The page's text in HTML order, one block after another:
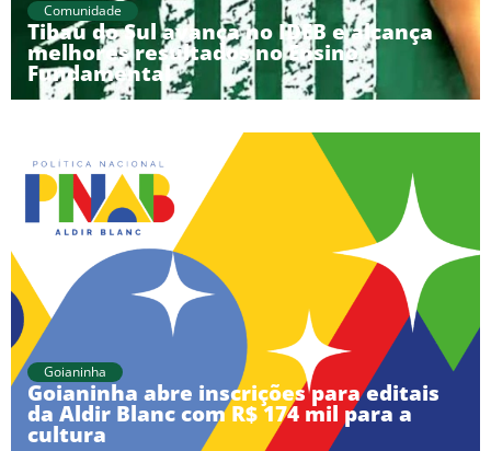
Comunidade
Tibau do Sul avança no IDEB e alcança
melhores resultados no Ensino
Fundamental
Goianinha
Goianinha abre inscrições para editais
da Aldir Blanc com R$ 174 mil para a
cultura